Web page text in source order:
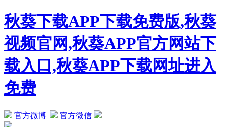
秋葵下载APP下载免费版,秋葵
视频官网,秋葵APP官方网站下
载入口,秋葵APP下载网址进入
免费
官方微博| 官方微信